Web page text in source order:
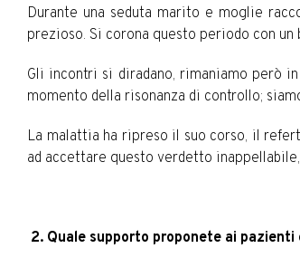
Durante una seduta marito e moglie
prezioso. Si corona questo periodo con
Gli incontri si diradano, rimaniamo però
momento della risonanza di controllo;
La malattia ha ripreso il suo corso, il
ad accettare questo verdetto
2. Quale supporto proponete ai pazienti